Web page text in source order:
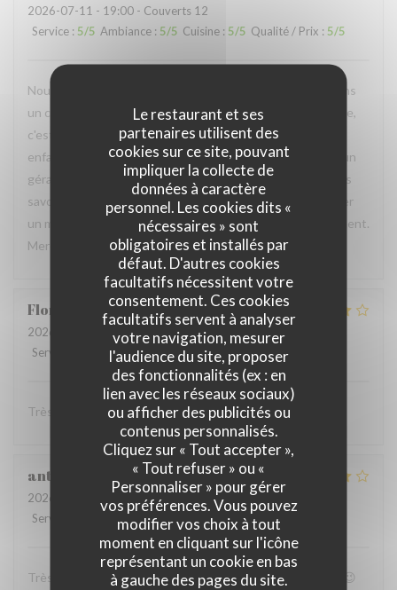
Le restaurant et ses
partenaires utilisent des
cookies sur ce site, pouvant
impliquer la collecte de
données à caractère
personnel. Les cookies dits «
nécessaires » sont
obligatoires et installés par
défaut. D'autres cookies
facultatifs nécessitent votre
consentement. Ces cookies
facultatifs servent à analyser
votre navigation, mesurer
l'audience du site, proposer
des fonctionnalités (ex : en
lien avec les réseaux sociaux)
ou afficher des publicités ou
contenus personnalisés.
Cliquez sur « Tout accepter »,
« Tout refuser » ou «
Personnaliser » pour gérer
vos préférences. Vous pouvez
modifier vos choix à tout
moment en cliquant sur l'icône
représentant un cookie en bas
à gauche des pages du site.
2026-07-11 - 19:00 - Couverts 12
Service : 5/5 Ambiance : 5/5 Cuisine : 5/5 Qualité / Prix : 5/5
Nous avons eu l'occasion de passer un moment familial dans
un cadre très adapté pour petits et grands. À chaque visite,
c'est un agréable moment que nous passons même si nos
enfants ont grandi. Personnel professionnel et agréable, un
gérant toujours à l'écoute des besoins culinaires. Des plats
savoureux et généreux. C'est un plaisir de pouvoir partager
un moment familial à chaque occasion dans cet établissement.
Merci à toute l'équipe pour l'accueil. À très bientôt.
Florent
2026-07-11
- 20:00 - Couverts 3
Service
Ambiance: 4/5 Cuisine: 4/5 Qualité / Prix
Très convivial , ont mange très bien :)
anthony
2026-07-05
- 19:00 - Couverts 4
Service
Ambiance: Cuisine 5 /5 Qualité / Prix
Très bon accueil et patron super sympa Personnel au top😉